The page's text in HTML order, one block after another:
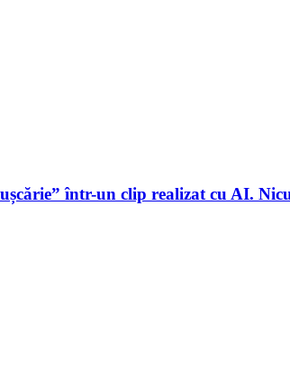
într-un clip realizat cu AI.